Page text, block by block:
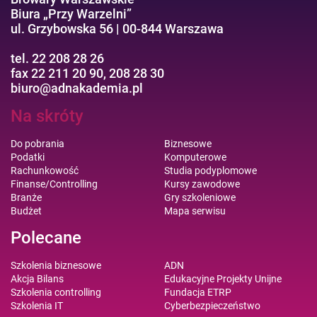
Biura „Przy Warzelni”
ul. Grzybowska 56 | 00-844 Warszawa
tel. 22 208 28 26
fax 22 211 20 90, 208 28 30
biuro@adnakademia.pl
Na skróty
Do pobrania
Podatki
Rachunkowość
Finanse/Controlling
Branże
Budżet
Biznesowe
Komputerowe
Studia podyplomowe
Kursy zawodowe
Gry szkoleniowe
Mapa serwisu
Polecane
Szkolenia biznesowe
Akcja Bilans
Szkolenia controlling
Szkolenia IT
ADN
Edukacyjne Projekty Unijne
Fundacja ETRP
Cyberbezpieczeństwo